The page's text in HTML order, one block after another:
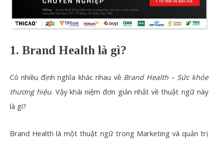
1. Brand Health là gì?
Có nhiều định nghĩa khác nhau về Brand Health – Sức khỏe
thương hiệu. Vậy khái niệm đơn giản nhất về thuật ngữ này
là gì?
Brand Health là một thuật ngữ trong Marketing và quản trị